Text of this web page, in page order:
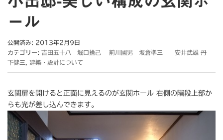
ール
公開済み: 2013年2月9日
カテゴリー: 吉田五十八 堀口捨己 前川國男 坂倉準三 安井武雄 丹
下健三
建築・設計について
玄関扉を開けると正面に見えるのが玄関ホール 右側の階段上部か
らも光が差し込んできます。